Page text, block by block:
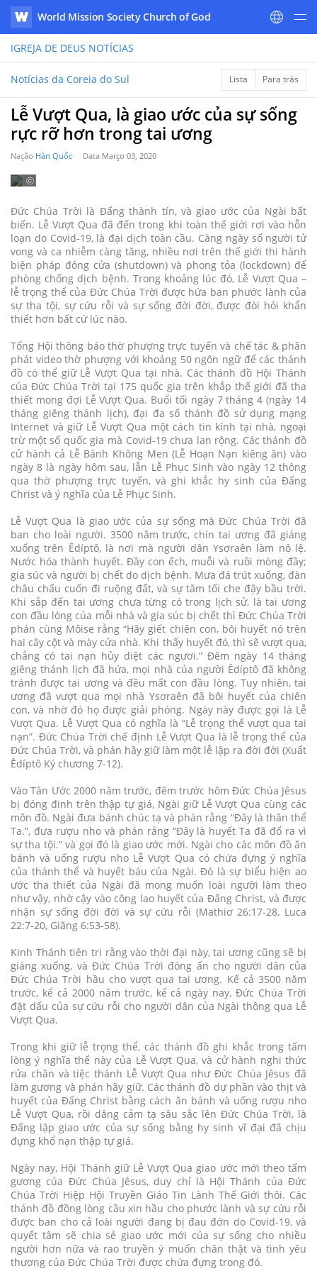
WATV
World Mission Society Church of God
IGREJA DE DEUS NOTÍCIAS
Notícias da Coreia do Sul Lista Para trás
Lễ Vượt Qua, là giao ước của sự sống
rực rỡ hơn trong tai ương
Nação Hàn Quốc Data Março 03, 2020
ⓒ
Đức Chúa Trời là Đấng thành tín, và giao ước của Ngài bất
biến. Lễ Vượt Qua đã đến trong khi toàn thế giới rơi vào hỗn
loạn do Covid-19, là đại dịch toàn cầu. Càng ngày số người tử
vong và ca nhiễm càng tăng, nhiều nơi trên thế giới thi hành
biện pháp đóng cửa (shutdown) và phong tỏa (lockdown) để
phòng chống dịch bệnh. Trong khoảng lúc đó, Lễ Vượt Qua –
lễ trọng thể của Đức Chúa Trời được hứa ban phước lành của
sự tha tội, sự cứu rỗi và sự sống đời đời, được đòi hỏi khẩn
thiết hơn bất cứ lúc nào.
Tổng Hội thông báo thờ phượng trực tuyến và chế tác & phân
phát video thờ phượng với khoảng 50 ngôn ngữ để các thánh
đồ có thể giữ Lễ Vượt Qua tại nhà. Các thánh đồ Hội Thánh
của Đức Chúa Trời tại 175 quốc gia trên khắp thế giới đã tha
thiết mong đợi Lễ Vượt Qua. Buổi tối ngày 7 tháng 4 (ngày 14
tháng giêng thánh lịch), đại đa số thánh đồ sử dụng mạng
Internet và giữ Lễ Vượt Qua một cách tin kính tại nhà, ngoại
trừ một số quốc gia mà Covid-19 chưa lan rộng. Các thánh đồ
cử hành cả Lễ Bánh Không Men (Lễ Hoạn Nạn kiêng ăn) vào
ngày 8 là ngày hôm sau, lẫn Lễ Phục Sinh vào ngày 12 thông
qua thờ phượng trực tuyến, và ghi khắc hy sinh của Đấng
Christ và ý nghĩa của Lễ Phục Sinh.
Lễ Vượt Qua là giao ước của sự sống mà Đức Chúa Trời đã
ban cho loài người. 3500 năm trước, chín tai ương đã giáng
xuống trên Êdíptô, là nơi mà người dân Ysơraên làm nô lệ.
Nước hóa thành huyết. Đầy con ếch, muỗi và ruồi mòng đầy;
gia súc và người bị chết do dịch bệnh. Mưa đá trút xuống, đàn
châu chấu cuốn đi ruộng đất, và sự tăm tối che đậy bầu trời.
Khi sắp đến tai ương chưa từng có trong lịch sử, là tai ương
con đầu lòng của mỗi nhà và gia súc bị chết thì Đức Chúa Trời
phán cùng Môise rằng “Hãy giết chiên con, bôi huyết nó trên
hai cây cột và mày cửa nhà. Khi thấy huyết đó, thì sẽ vượt qua,
chẳng có tai nạn hủy diệt các ngươi.” Đêm ngày 14 tháng
giêng thánh lịch đã hứa, mọi nhà của người Êdíptô đã không
tránh được tai ương và đều mất con đầu lòng. Tuy nhiên, tai
ương đã vượt qua mọi nhà Ysơraên đã bôi huyết của chiên
con, và nhờ đó họ được giải phóng. Ngày này được gọi là Lễ
Vượt Qua. Lễ Vượt Qua có nghĩa là “Lễ trọng thể vượt qua tai
nạn”. Đức Chúa Trời chế định Lễ Vượt Qua là lễ trọng thể của
Đức Chúa Trời, và phán hãy giữ làm một lễ lập ra đời đời (Xuất
Êdíptô Ký chương 7-12).
Vào Tân Ước 2000 năm trước, đêm trước hôm Đức Chúa Jêsus
bị đóng đinh trên thập tự giá, Ngài giữ Lễ Vượt Qua cùng các
môn đồ. Ngài đưa bánh chúc tạ và phán rằng “Đây là thân thể
Ta.”, đưa rượu nho và phán rằng “Đây là huyết Ta đã đổ ra vì
sự tha tội.” và gọi đó là giao ước mới. Ngài cho các môn đồ ăn
bánh và uống rượu nho Lễ Vượt Qua có chứa đựng ý nghĩa
của thánh thể và huyết báu của Ngài. Đó là sự biểu hiện ao
ước tha thiết của Ngài đã mong muốn loài người làm theo
như vậy, nhờ cậy vào công lao huyết của Đấng Christ, và được
nhận sự sống đời đời và sự cứu rỗi (Mathiơ 26:17-28, Luca
22:7-20, Giăng 6:53-58).
Kinh Thánh tiên tri rằng vào thời đại này, tai ương cũng sẽ bị
giáng xuống, và Đức Chúa Trời đóng ấn cho người dân của
Đức Chúa Trời hầu cho vượt qua tai ương. Kể cả 3500 năm
trước, kể cả 2000 năm trước, kể cả ngày nay, Đức Chúa Trời
đặt dấu của sự cứu rỗi cho người dân của Ngài thông qua Lễ
Vượt Qua.
Trong khi giữ lễ trọng thể, các thánh đồ ghi khắc trong tấm
lòng ý nghĩa thể này của Lễ Vượt Qua, và cử hành nghi thức
rửa chân và tiệc thánh Lễ Vượt Qua như Đức Chúa Jêsus đã
làm gương và phán hãy giữ. Các thánh đồ dự phần vào thịt và
huyết của Đấng Christ bằng cách ăn bánh và uống rượu nho
Lễ Vượt Qua, rồi dâng cảm tạ sâu sắc lên Đức Chúa Trời, là
Đấng lập giao ước của sự sống bằng hy sinh vĩ đại đã chịu
đựng khổ nạn thập tự giá.
Ngày nay, Hội Thánh giữ Lễ Vượt Qua giao ước mới theo tấm
gương của Đức Chúa Jêsus, duy chỉ là Hội Thánh của Đức
Chúa Trời Hiệp Hội Truyền Giáo Tin Lành Thế Giới thôi. Các
thánh đồ đồng lòng cầu xin hầu cho phước lành và sự cứu rỗi
được ban cho cả loài người đang bị đau đớn do Covid-19, và
quyết tâm sẽ chia sẻ giao ước mới của sự sống cho nhiều
người hơn nữa và rao truyền ý muốn chân thật và tình yêu
thương của Đức Chúa Trời được chứa đựng trong đó.